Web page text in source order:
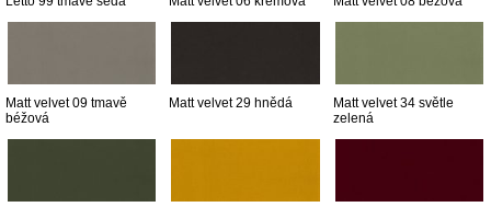
Matt velvet 09 tmavě
béžová
Matt velvet 29 hnědá
Matt velvet 34 světle
zelená